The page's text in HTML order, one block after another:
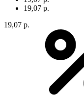
19,07 р.
19,07 р.